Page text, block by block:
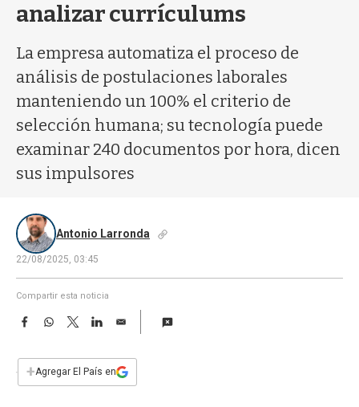
analizar currículums
La empresa automatiza el proceso de
análisis de postulaciones laborales
manteniendo un 100% el criterio de
selección humana; su tecnología puede
examinar 240 documentos por hora, dicen
sus impulsores
Antonio Larronda
22/08/2025, 03:45
Compartir esta noticia
F
e
b
W
s
T
w
t
L
E
i
l
+Agregar El País en